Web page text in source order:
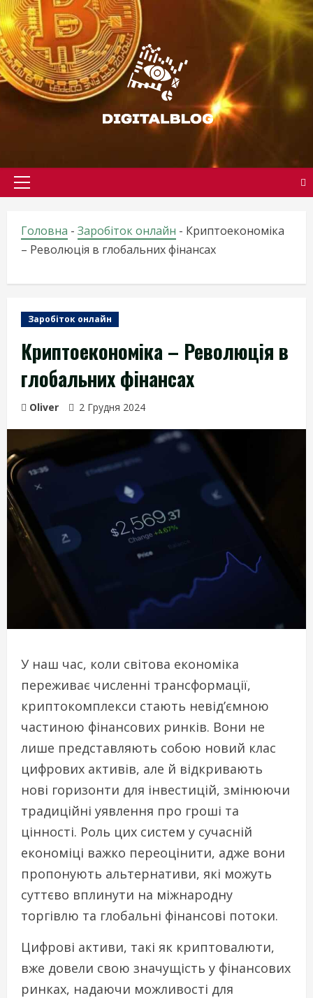
Skip
to
content
Primary
Головна - Заробіток онлайн - Криптоекономіка
– Революція в глобальних фінансах
Заробіток онлайн
Криптоекономіка – Революція в
глобальних фінансах
Oliver 2 Грудня 2024
У наш час, коли світова економіка
переживає численні трансформації,
криптокомплекси стають невід’ємною
частиною фінансових ринків. Вони не
лише представляють собою новий клас
цифрових активів, але й відкривають
нові горизонти для інвестицій, змінюючи
традиційні уявлення про гроші та
цінності. Роль цих систем у сучасній
економіці важко переоцінити, адже вони
пропонують альтернативи, які можуть
суттєво вплинути на міжнародну
торгівлю та глобальні фінансові потоки.
Цифрові активи, такі як криптовалюти,
вже довели свою значущість у фінансових
ринках, надаючи можливості для